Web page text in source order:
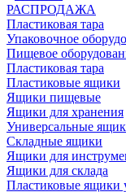
РАСПРОДАЖА
Пластиковая тара
Упаковочное
Пищевое
Пластиковая тара
Пластиковые ящики
Ящики пищевые
Ящики для хранения
Универсальные
Складные ящики
Ящики для
Ящики для склада
Пластиковые